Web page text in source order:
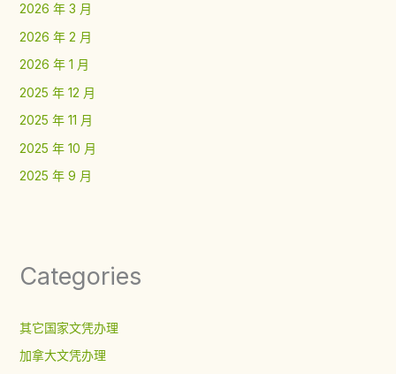
2026 年 3 月
2026 年 2 月
2026 年 1 月
2025 年 12 月
2025 年 11 月
2025 年 10 月
2025 年 9 月
Categories
其它国家文凭办理
加拿大文凭办理